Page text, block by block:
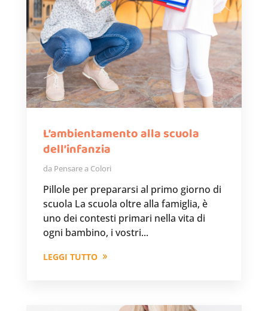
L’ambientamento alla scuola
dell’infanzia
da Pensare a Colori
Pillole per prepararsi al primo giorno di
scuola La scuola oltre alla famiglia, è
uno dei contesti primari nella vita di
ogni bambino, i vostri...
LEGGI TUTTO